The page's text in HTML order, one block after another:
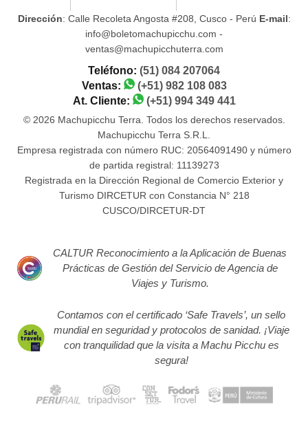
Dirección: Calle Recoleta Angosta #208, Cusco - Perú E-mail:
info@boletomachupicchu.com -
ventas@machupicchuterra.com
Teléfono: (51) 084 207064
Ventas:
(+51) 982 108 083
At. Cliente:
(+51) 994 349 441
© 2026 Machupicchu Terra. Todos los derechos reservados.
Machupicchu Terra S.R.L.
Empresa registrada con número RUC: 20564091490 y número
de partida registral: 11139273
Registrada en la Dirección Regional de Comercio Exterior y
Turismo DIRCETUR con Constancia N° 218
CUSCO/DIRCETUR-DT
CALTUR Reconocimiento a la Aplicación de Buenas
Prácticas de Gestión del Servicio de Agencia de
Viajes y Turismo.
Contamos con el certificado ‘Safe Travels’, un sello
mundial en seguridad y protocolos de sanidad. ¡Viaje
con tranquilidad que la visita a Machu Picchu es
segura!